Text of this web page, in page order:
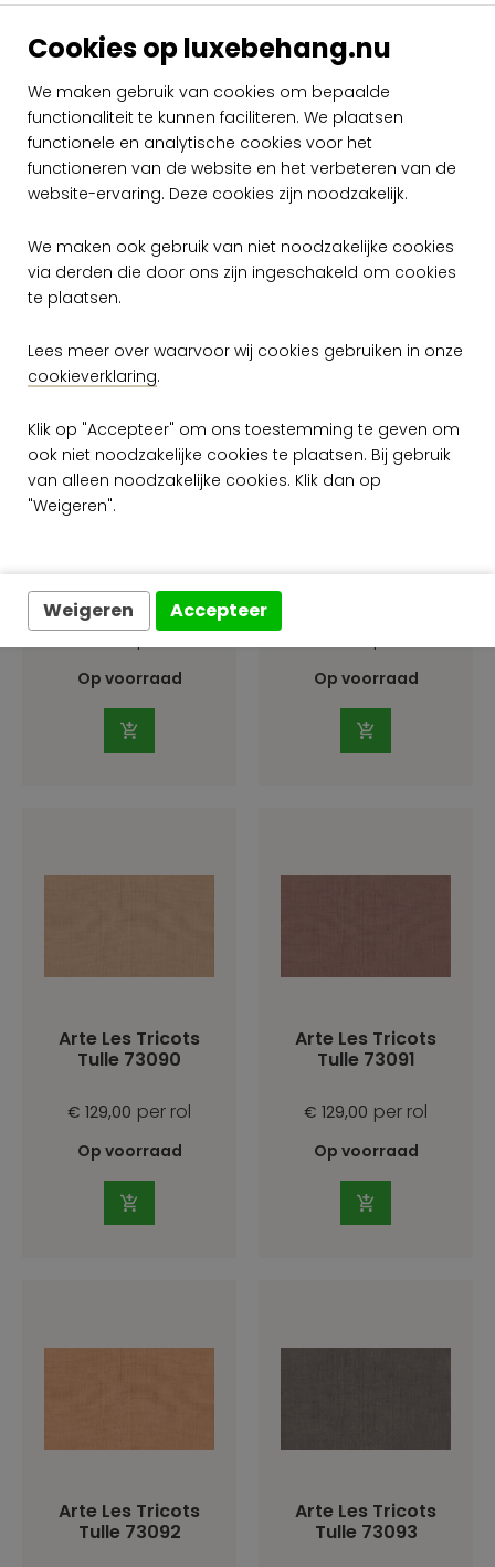
Cookies op luxebehang.nu
We maken gebruik van cookies om bepaalde
functionaliteit te kunnen faciliteren. We plaatsen
functionele en analytische cookies voor het
functioneren van de website en het verbeteren van de
website-ervaring. Deze cookies zijn noodzakelijk.
We maken ook gebruik van niet noodzakelijke cookies
via derden die door ons zijn ingeschakeld om cookies
te plaatsen.
Lees meer over waarvoor wij cookies gebruiken in onze
cookieverklaring.
Klik op "Accepteer" om ons toestemming te geven om
ook niet noodzakelijke cookies te plaatsen. Bij gebruik
van alleen noodzakelijke cookies. Klik dan op
"Weigeren".
Weigeren Accepteer
Arte Les Tricots
Tulle 73086
€ 129,00 per rol
Op voorraad
Arte Les Tricots
Tulle 73087
€ 129,00 per rol
Op voorraad
Tulle 73088
per rol
Op voorraad Op voorraad
Arte Les Tricots
Tulle 73090
€ 129,00 per rol
Op voorraad
Arte Les Tricots
Tulle 73091
€ 129,00 per rol
Op voorraad
Arte Les Tricots
Tulle 73092
Arte Les Tricots
Tulle 73093